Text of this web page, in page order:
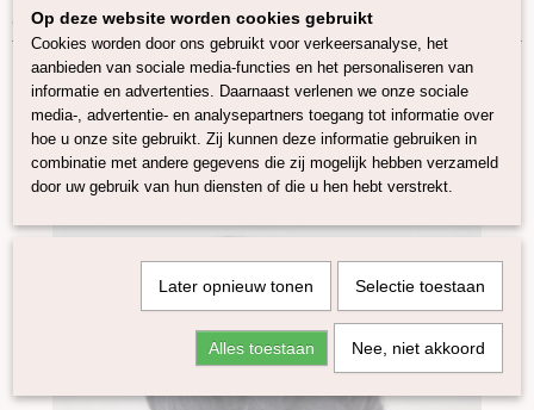
Home>Vilten>Lontwol gekleurd 19 mic>
Op deze website worden cookies gebruikt
Cookies worden door ons gebruikt voor verkeersanalyse, het
aanbieden van sociale media-functies en het personaliseren van
informatie en advertenties. Daarnaast verlenen we onze sociale
media-, advertentie- en analysepartners toegang tot informatie over
hoe u onze site gebruikt. Zij kunnen deze informatie gebruiken in
combinatie met andere gegevens die zij mogelijk hebben verzameld
door uw gebruik van hun diensten of die u hen hebt verstrekt.
Later opnieuw tonen Selectie toestaan
Alles toestaan Nee, niet akkoord